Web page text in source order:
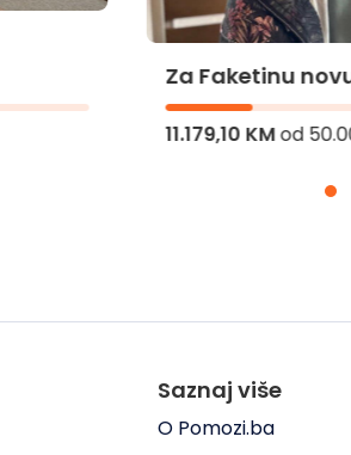
Za Faketinu
11.179,10 KMod
Saznaj više
O Pomozi.ba